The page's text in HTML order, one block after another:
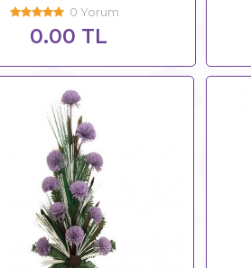
0 Yorum
0.00 TL